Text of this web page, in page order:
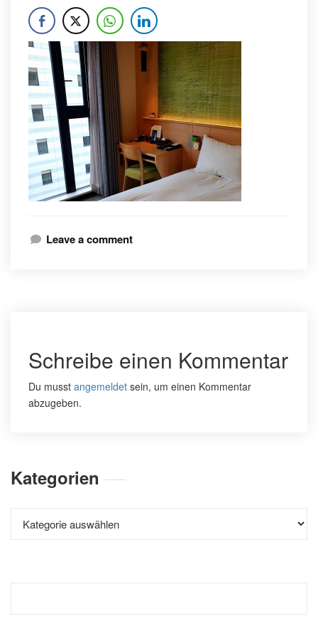
Leave a comment
Schreibe einen Kommentar
Du musst angemeldet sein, um einen Kommentar
abzugeben.
Kategorien